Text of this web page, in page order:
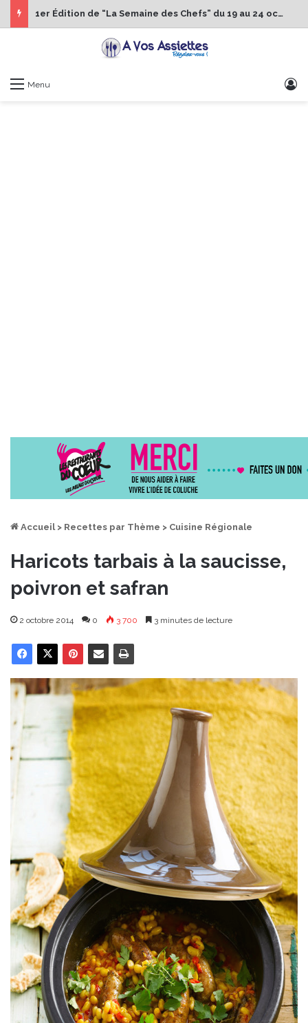
1er Édition de “La Semaine des Chefs” du 19 au 24 octobre 2026
Menu
Accueil > Recettes par Thème > Cuisine Régionale
Haricots tarbais à la saucisse,
poivron et safran
2 octobre 2014 0 3 700 3 minutes de lecture